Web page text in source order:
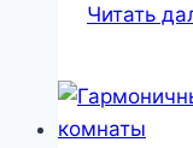
Читать